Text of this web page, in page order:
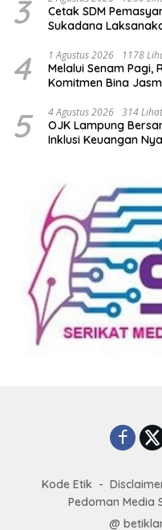
3
Cetak SDM
Sukadana
4 1 Agustus 2026 1178
Melalui Senam Pagi,
Komitmen Bina
5 4 Agustus 2026 314 Lihat
OJK Lampung
Inklusi Keuangan
Kode Etik
Pedoman Media
@